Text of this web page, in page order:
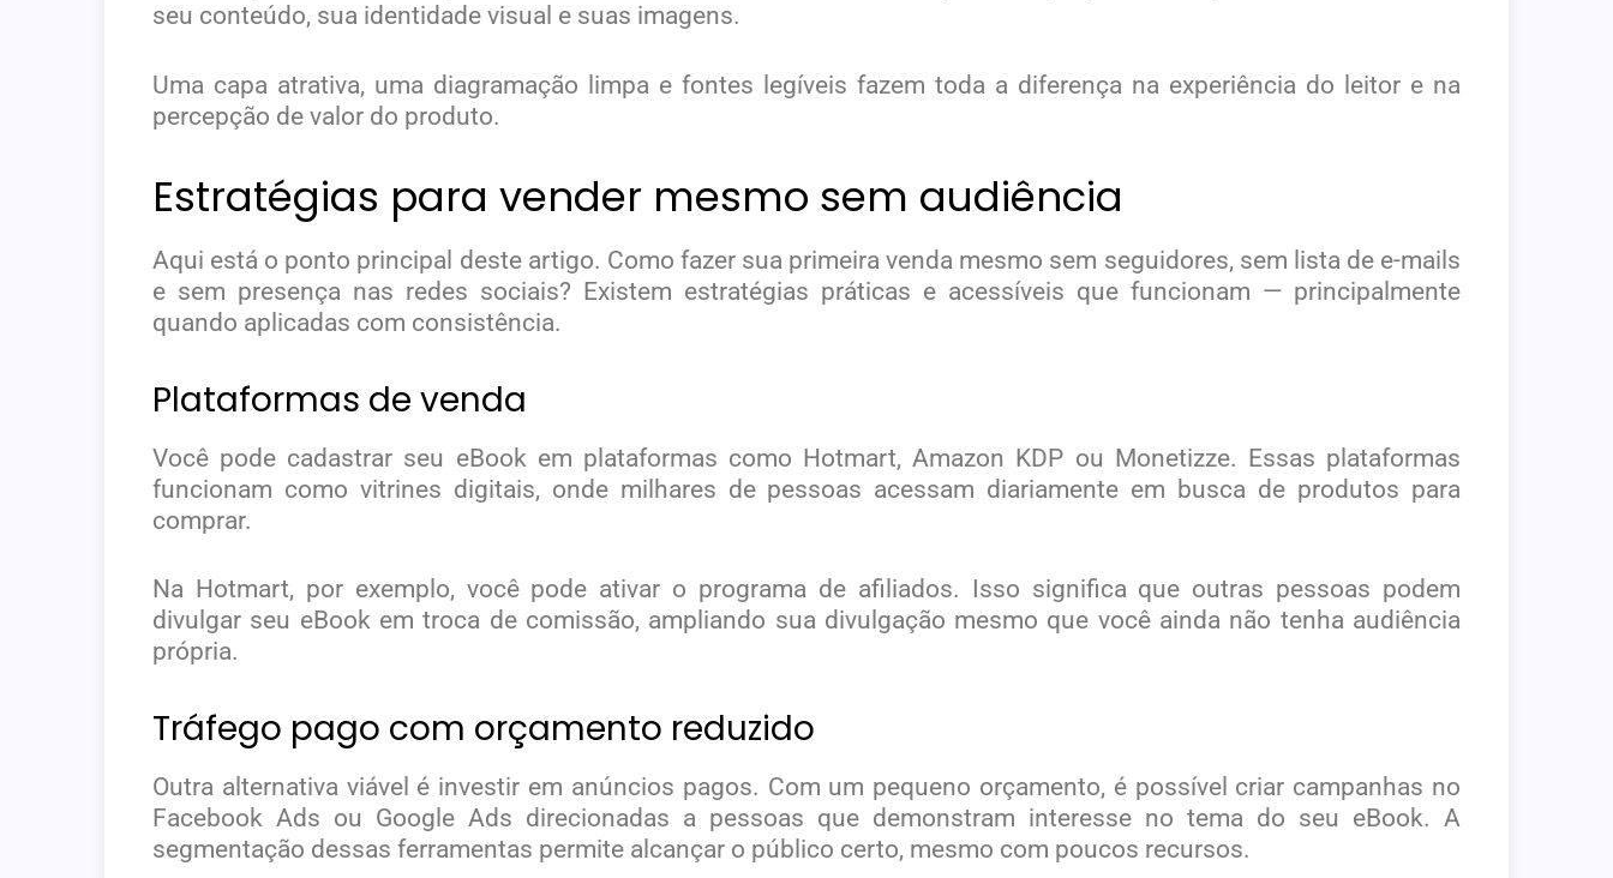
seu conteúdo, sua identidade visual e suas imagens.
Uma capa atrativa, uma diagramação limpa e fontes legíveis fazem toda a diferença na experiência do leitor e na
percepção de valor do produto.
Estratégias para vender mesmo sem audiência
Aqui está o ponto principal deste artigo. Como fazer sua primeira venda mesmo sem seguidores, sem lista de e-mails
e sem presença nas redes sociais? Existem estratégias práticas e acessíveis que funcionam — principalmente
quando aplicadas com consistência.
Plataformas de venda
Você pode cadastrar seu eBook em plataformas como Hotmart, Amazon KDP ou Monetizze. Essas plataformas
funcionam como vitrines digitais, onde milhares de pessoas acessam diariamente em busca de produtos para
comprar.
Na Hotmart, por exemplo, você pode ativar o programa de afiliados. Isso significa que outras pessoas podem
divulgar seu eBook em troca de comissão, ampliando sua divulgação mesmo que você ainda não tenha audiência
própria.
Tráfego pago com orçamento reduzido
Outra alternativa viável é investir em anúncios pagos. Com um pequeno orçamento, é possível criar campanhas no
Facebook Ads ou Google Ads direcionadas a pessoas que demonstram interesse no tema do seu eBook. A
segmentação dessas ferramentas permite alcançar o público certo, mesmo com poucos recursos.